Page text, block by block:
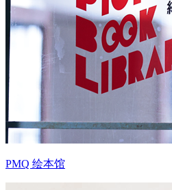
PMQ 绘本馆